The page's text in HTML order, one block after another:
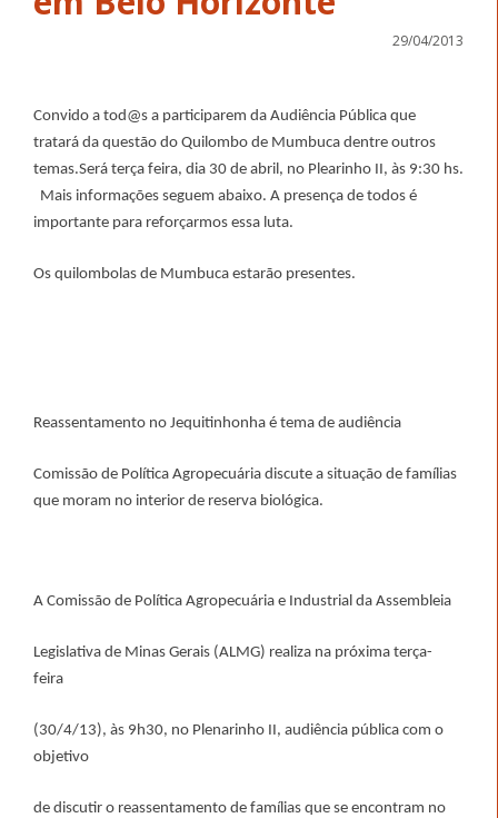
29/04/2013
Convido a tod@s a participarem da Audiência Pública que
tratará da questão do Quilombo de Mumbuca dentre outros
temas.Será terça feira, dia 30 de abril, no Plearinho II, às 9:30 hs.
Mais informações seguem abaixo. A presença de todos é
importante para reforçarmos essa luta.
Os quilombolas de Mumbuca estarão presentes.
Reassentamento no Jequitinhonha é tema de audiência
Comissão de Política Agropecuária discute a situação de famílias
que moram no interior de reserva biológica.
A Comissão de Política Agropecuária e Industrial da Assembleia
Legislativa de Minas Gerais (ALMG) realiza na próxima terça-
feira
(30/4/13), às 9h30, no Plenarinho II, audiência pública com o
objetivo
de discutir o reassentamento de famílias que se encontram no